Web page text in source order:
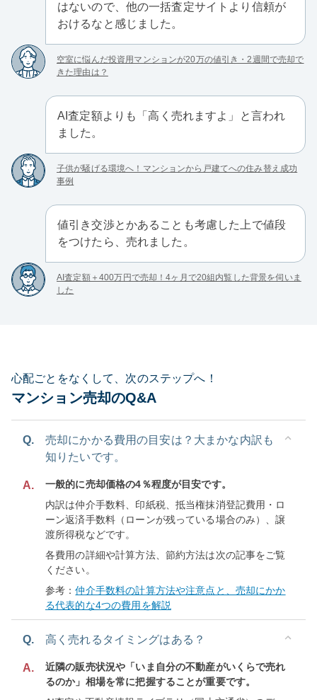
はないので、他の一括査定サイトより信頼が
おけるなと感じました。
空室に悩んだ投資用マンションが20万の値引き・2週間で売却で
きた理由は？
AI査定額よりも「高く売れますよ」と言われ
ました。
子供が騒げる環境へ！マンションから戸建てへの住み替え成功
事例
値引き交渉とかあることも考慮した上で値段
をつけたら、売れました。
AI査定額＋400万円で売却！4ヶ月で20組内覧した背景を伺いま
した
心配ごとをなくして、次のステップへ！
マンション売却のQ&A
Q.
売却にかかる費用の目安は？大まかな内訳も
知りたいです。
A.
一般的に売却価格の4％程度が目安です。
内訳は仲介手数料、印紙税、抵当権抹消登記費用・ロ
ーン返済手数料（ローンが残っている場合のみ）、譲
渡所得税などです。
各費用の詳細や計算方法、節約方法は次の記事をご覧
ください。
参考：仲介手数料の計算方法や注意点と、売却にかか
る代表的な4つの費用を解説
Q. 高く売れるタイミングはある？
A.
近隣の販売状況や「いま自分の不動産がいくらで売れ
るのか」相場を常に把握することが重要です。